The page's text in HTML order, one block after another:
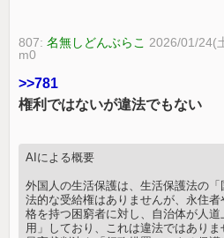
807:名無しどんぶらこ 2026/01/24(
m0
>>781
権利ではないが違法でもない
AIによる概要
外国人の生活保護は、生活保護法の
法的な受給権はありませんが、永住
格を持つ困窮者に対し、自治体が人
用」しており、これは違法ではありま